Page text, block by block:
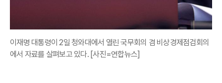
이재명 대통령이 2일 청와대에서 열린 국무회의 겸 비상경제점검회의
에서 자료를 살펴보고 있다. [사진=연합뉴스]